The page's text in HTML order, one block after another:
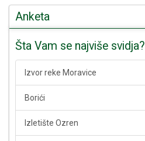
Anketa
Šta Vam se najviše svidja?
Izvor reke Moravice
Borići
Izletište Ozren